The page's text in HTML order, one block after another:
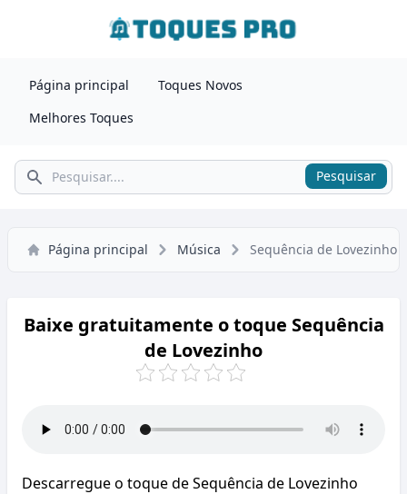
Página principal
Toques Novos
Melhores Toques
Pesquisar Pesquisar
Página principal Música Sequência de Lovezinho
Baixe gratuitamente o toque Sequência
de Lovezinho
Descarregue o toque de Sequência de Lovezinho